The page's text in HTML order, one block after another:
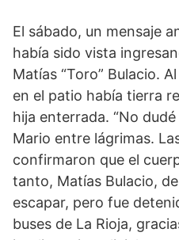
El sábado, un mensaje
había sido vista
Matías “Toro” Bulacio.
en el patio había tierra
hija enterrada. “No
Mario entre lágrimas.
confirmaron que el
tanto, Matías Bulacio,
escapar, pero fue
buses de La Rioja,